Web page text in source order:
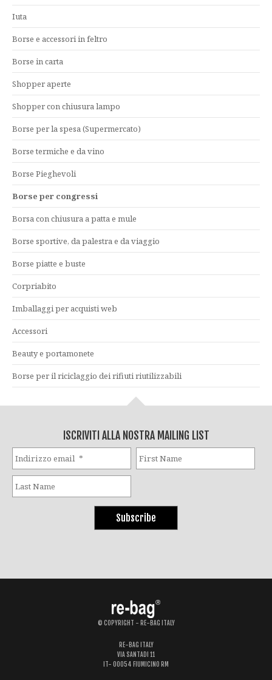
Iuta
Borse e accessori in feltro
Borse in carta
Shopper aperte
Shopper con chiusura lampo
Borse per la spesa (Supermercato)
Borse termiche e da vino
Borse Pieghevoli
Borse per congressi
Borsa con chiusura a patta e mule
Borse sportive, da palestra e da viaggio
Borse piatte e buste
Corpriabito
Imballaggi per acquisti web
Accessori
Beauty e portamonete
Borse per il riciclaggio dei rifiuti riutilizzabili
ISCRIVITI ALLA NOSTRA MAILING LIST
© COPYRIGHT - RE-BAG ITALY
RE-BAG ITALY
VIA SANTADI 11
IT- 00054 FIUMICINO RM